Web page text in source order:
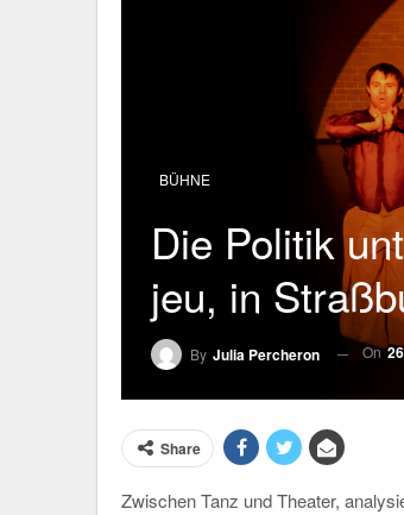
BÜHNE
Die Politik
jeu, in
By Julia Percheron On
Share
Zwischen Tanz und Theater,